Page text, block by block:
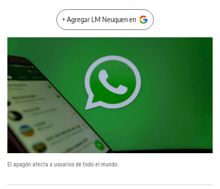
+ Agregar LM Neuquen en
El apagón afecta a usuarios de todo el mundo.